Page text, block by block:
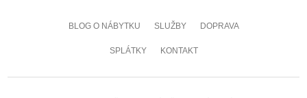
BLOG O NÁBYTKU SLUŽBY DOPRAVA
SPLÁTKY KONTAKT